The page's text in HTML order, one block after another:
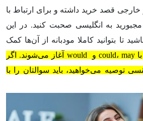
قصد خرید داشته و برای ارتباط با
به انگلیسی صحبت کنید. در این
تا بتوانید کاملا مودبانه از آن‌ها کمک
سوالات مودبانه با could، may و would آغاز می‌شوند. اگر
توصیه می‌خواهید، باید سوالتان را با